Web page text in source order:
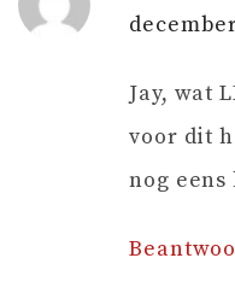
Jay, wat
voor dit
nog